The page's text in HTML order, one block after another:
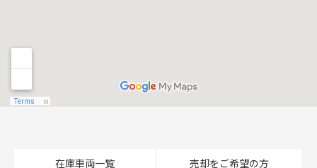
在庫車両一覧 売却をご希望の方